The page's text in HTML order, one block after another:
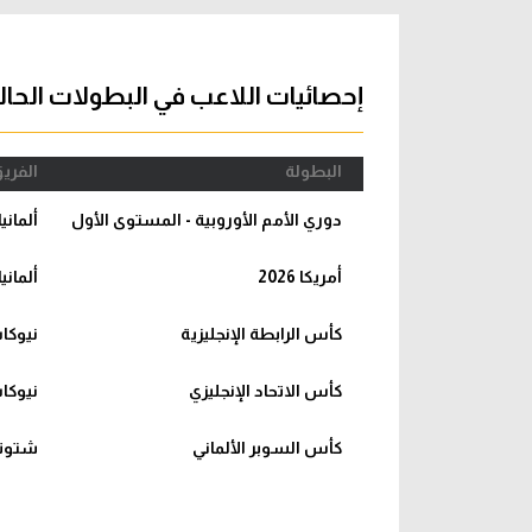
دوري إحصائيات اللاعب في البطولات
البطولة
دوري الأمم الأوروبية - المستوى الأول ألمانيا
أمريكا 2026 ألمانيا
كأس الرابطة الإنجليزية
كأس الاتحاد الإنجليزي
كأس السوبر الألماني